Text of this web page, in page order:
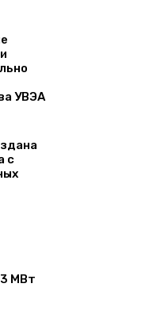
УВЭА
с
МВт